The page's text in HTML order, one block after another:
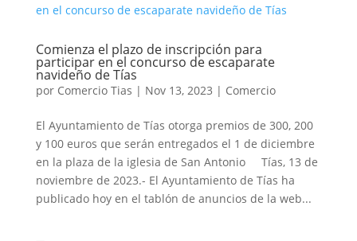
Comienza el plazo de inscripción para
participar en el concurso de escaparate
navideño de Tías
por Comercio Tias | Nov 13, 2023 | Comercio
El Ayuntamiento de Tías otorga premios de 300, 200
y 100 euros que serán entregados el 1 de diciembre
en la plaza de la iglesia de San Antonio Tías, 13 de
noviembre de 2023.- El Ayuntamiento de Tías ha
publicado hoy en el tablón de anuncios de la web...